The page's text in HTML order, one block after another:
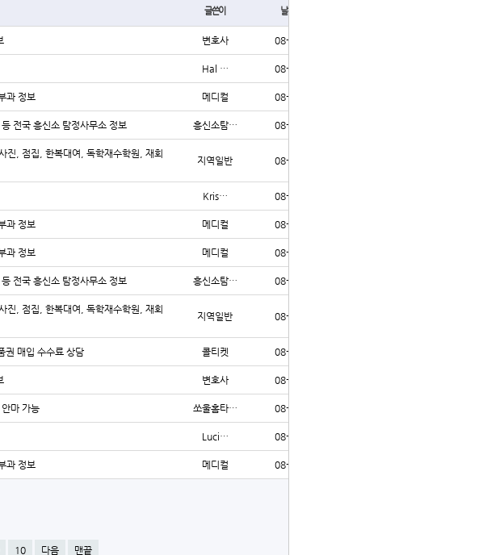
글쓴이 날짜
변호사 08-04
Hal … 08-04
과 정보 메디컬 08-04
전국 흥신소 탐정사무소 정보 흥신소탐… 08-04
진, 점집, 한복대여, 독학재수학원, 재회
지역일반 08-04
Kris… 08-04
과 정보 메디컬 08-04
과 정보 메디컬 08-04
전국 흥신소 탐정사무소 정보 흥신소탐… 08-04
진, 점집, 한복대여, 독학재수학원, 재회
지역일반 08-04
매입 수수료 상담 콜티켓 08-04
변호사 08-04
마 가능 쏘울홈타… 08-04
Luci… 08-04
과 정보 메디컬 08-04
10 다음 맨끝